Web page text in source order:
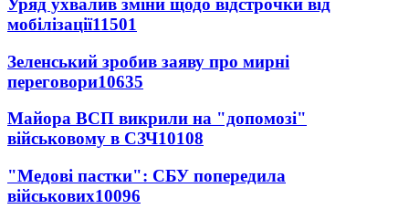
Уряд ухвалив зміни щодо відстрочки від
мобілізації11501
Зеленський зробив заяву про мирні
переговори10635
Майора ВСП викрили на "допомозі"
військовому в СЗЧ10108
"Медові пастки": СБУ попередила
військових10096